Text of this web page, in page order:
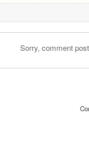
Sorry, comment